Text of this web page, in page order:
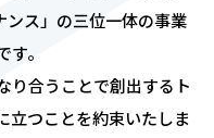
ンス」の三位一体の事業
。
り合うことで創出するト
立つことを約束いたしま